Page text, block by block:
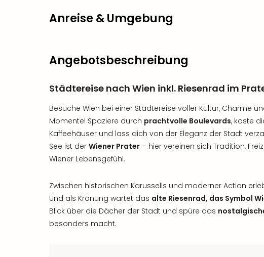
Anreise & Umgebung
Angebotsbeschreibung
Städtereise nach Wien inkl. Riesenrad im
Besuche Wien bei einer Städtereise voller Kultur, Charme
Momente! Spaziere durch prachtvolle Boulevards, koste
Kaffeehäuser und lass dich von der Eleganz der Stadt
See ist der Wiener Prater – hier vereinen sich Tradition,
Wiener Lebensgefühl.
Zwischen historischen Karussells und moderner Action
Und als Krönung wartet das alte Riesenrad, das Symbol
Blick über die Dächer der Stadt und spüre das
besonders macht.